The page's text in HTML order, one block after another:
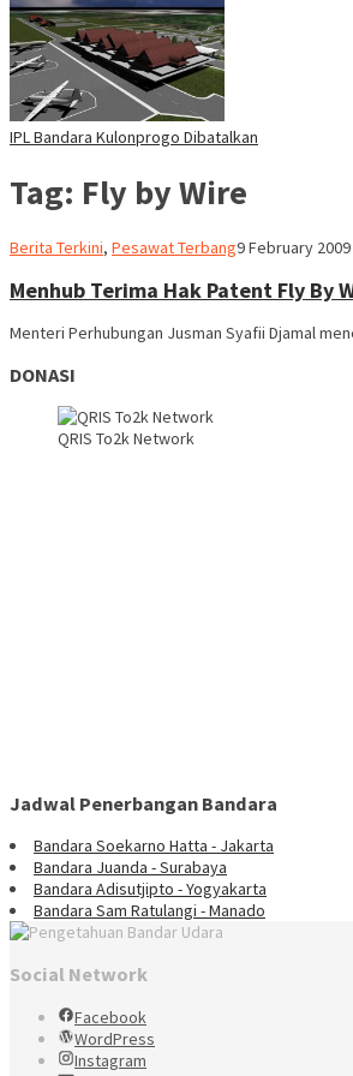
IPL Bandara Kulonprogo Dibatalkan
Tag: Fly by Wire
Berita Terkini, Pesawat TerbangWebmaster
9 February 2009
Menhub Terima Hak Patent Fly By
Menteri Perhubungan Jusman Syafii Djamal
DONASI
QRIS To2k Network
Jadwal Penerbangan Bandara
Bandara Soekarno Hatta - Jakarta
Bandara Juanda - Surabaya
Bandara Adisutjipto - Yogyakarta
Bandara Sam Ratulangi - Manado
Social Network
Facebook
WordPress
Instagram